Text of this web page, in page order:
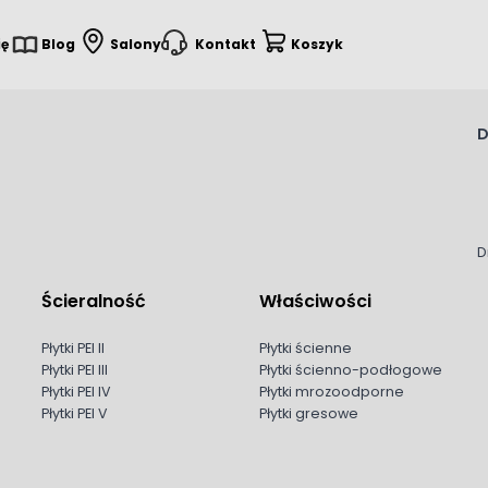
Blog Salony Kontakt Koszyk
Ścieralność
Płytki PEI II
Płytki PEI III
Płytki PEI IV
Płytki PEI V
Właściwości
Płytki ścienne
Płytki ścienno-podłogowe
Płytki mrozoodporne
Płytki gresowe